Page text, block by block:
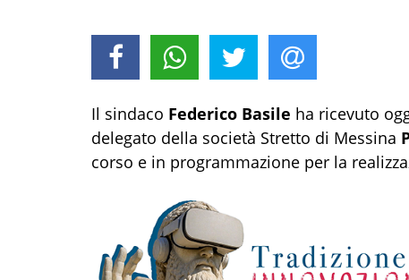
Il sindaco Federico Basile ha ricevuto
delegato della società Stretto di Messina
corso e in programmazione per la